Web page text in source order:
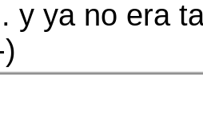
y ya no era